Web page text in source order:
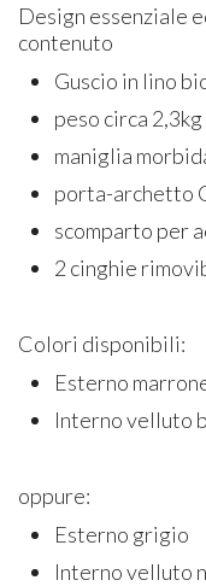
Design essenziale
contenuto
Guscio in lino
peso circa 2,3kg
maniglia
porta-archetto
scomparto per
2 cinghie
Colori disponibili:
Esterno
Interno velluto
oppure:
Esterno grigio
Interno velluto